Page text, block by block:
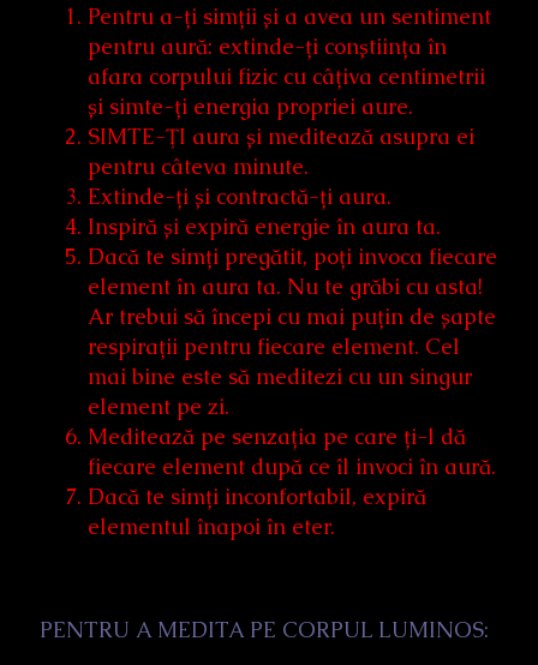
Pentru a-ți simții și a avea un sentiment
pentru aură: extinde-ți conștiința în
afara corpului fizic cu câțiva centimetrii
și simte-ți energia propriei aure.
SIMTE-ŢI aura și meditează asupra ei
pentru câteva minute.
Extinde-ți și contractă-ți aura.
Inspiră și expiră energie în aura ta.
Dacă te simți pregătit, poți invoca fiecare
element în aura ta. Nu te grăbi cu asta!
Ar trebui să începi cu mai puțin de șapte
respirații pentru fiecare element. Cel
mai bine este să meditezi cu un singur
element pe zi.
Meditează pe senzația pe care ți-l dă
fiecare element după ce îl invoci în aură.
Dacă te simți inconfortabil, expiră
elementul înapoi în eter.
PENTRU A MEDITA PE CORPUL LUMINOS: